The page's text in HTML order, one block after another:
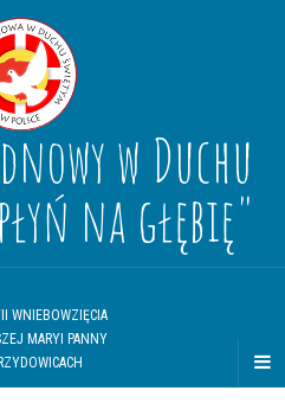
w Duchu
na głębię"
WNIEBOWZIĘCIA
MARYI PANNY